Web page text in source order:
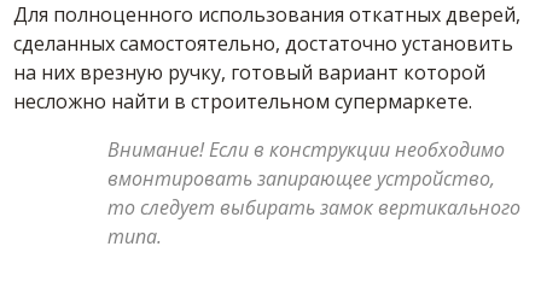
Для полноценного использования откатных дверей,
сделанных самостоятельно, достаточно установить
на них врезную ручку, готовый вариант которой
несложно найти в строительном супермаркете.
Внимание! Если в конструкции необходимо
вмонтировать запирающее устройство,
то следует выбирать замок вертикального
типа.